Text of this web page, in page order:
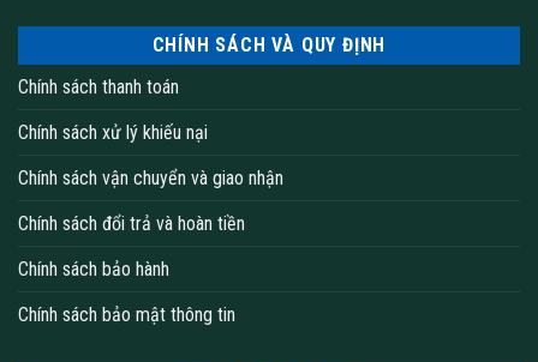
Loại sợi 3.66M
Tổng độ dày 7.00 mm
Khổ thảm BCF Polypropylene
CHÍNH SÁCH VÀ QUY ĐỊNH
Chính sách thanh toán
Chính sách xử lý khiếu nại
Chính sách vận chuyển và giao nhận
Chính sách đổi trả và hoàn tiền
Chính sách bảo hành
Chính sách bảo mật thông tin